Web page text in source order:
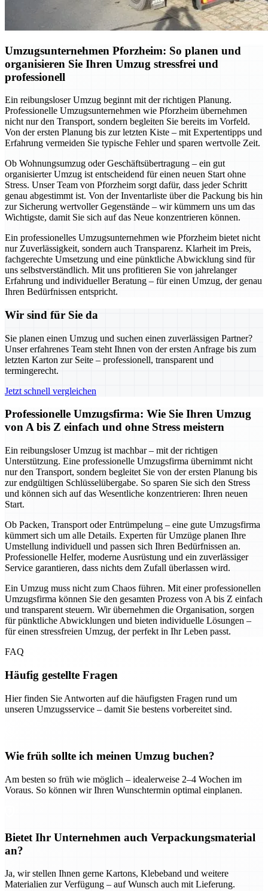
Umzugsunternehmen Pforzheim: So planen und
organisieren Sie Ihren Umzug stressfrei und
professionell
Ein reibungsloser Umzug beginnt mit der richtigen Planung.
Professionelle Umzugsunternehmen wie Pforzheim übernehmen
nicht nur den Transport, sondern begleiten Sie bereits im Vorfeld.
Von der ersten Planung bis zur letzten Kiste – mit Expertentipps und
Erfahrung vermeiden Sie typische Fehler und sparen wertvolle Zeit.
Ob Wohnungsumzug oder Geschäftsübertragung – ein gut
organisierter Umzug ist entscheidend für einen neuen Start ohne
Stress. Unser Team von Pforzheim sorgt dafür, dass jeder Schritt
genau abgestimmt ist. Von der Inventarliste über die Packung bis hin
zur Sicherung wertvoller Gegenstände – wir kümmern uns um das
Wichtigste, damit Sie sich auf das Neue konzentrieren können.
Ein professionelles Umzugsunternehmen wie Pforzheim bietet nicht
nur Zuverlässigkeit, sondern auch Transparenz. Klarheit im Preis,
fachgerechte Umsetzung und eine pünktliche Abwicklung sind für
uns selbstverständlich. Mit uns profitieren Sie von jahrelanger
Erfahrung und individueller Beratung – für einen Umzug, der genau
Ihren Bedürfnissen entspricht.
Wir sind für Sie da
Sie planen einen Umzug und suchen einen zuverlässigen Partner?
Unser erfahrenes Team steht Ihnen von der ersten Anfrage bis zum
letzten Karton zur Seite – professionell, transparent und
termingerecht.
Jetzt schnell vergleichen
Professionelle Umzugsfirma: Wie Sie Ihren Umzug
von A bis Z einfach und ohne Stress meistern
Ein reibungsloser Umzug ist machbar – mit der richtigen
Unterstützung. Eine professionelle Umzugsfirma übernimmt nicht
nur den Transport, sondern begleitet Sie von der ersten Planung bis
zur endgültigen Schlüsselübergabe. So sparen Sie sich den Stress
und können sich auf das Wesentliche konzentrieren: Ihren neuen
Start.
Ob Packen, Transport oder Entrümpelung – eine gute Umzugsfirma
kümmert sich um alle Details. Experten für Umzüge planen Ihre
Umstellung individuell und passen sich Ihren Bedürfnissen an.
Professionelle Helfer, moderne Ausrüstung und ein zuverlässiger
Service garantieren, dass nichts dem Zufall überlassen wird.
Ein Umzug muss nicht zum Chaos führen. Mit einer professionellen
Umzugsfirma können Sie den gesamten Prozess von A bis Z einfach
und transparent steuern. Wir übernehmen die Organisation, sorgen
für pünktliche Abwicklungen und bieten individuelle Lösungen –
für einen stressfreien Umzug, der perfekt in Ihr Leben passt.
FAQ
Häufig gestellte Fragen
Hier finden Sie Antworten auf die häufigsten Fragen rund um
unseren Umzugsservice – damit Sie bestens vorbereitet sind.
Wie früh sollte ich meinen Umzug buchen?
Am besten so früh wie möglich – idealerweise 2–4 Wochen im
Voraus. So können wir Ihren Wunschtermin optimal einplanen.
Bietet Ihr Unternehmen auch Verpackungsmaterial
an?
Ja, wir stellen Ihnen gerne Kartons, Klebeband und weitere
Materialien zur Verfügung – auf Wunsch auch mit Lieferung.